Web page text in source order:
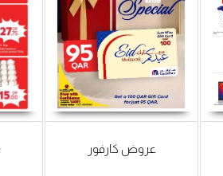
عروض كارفور